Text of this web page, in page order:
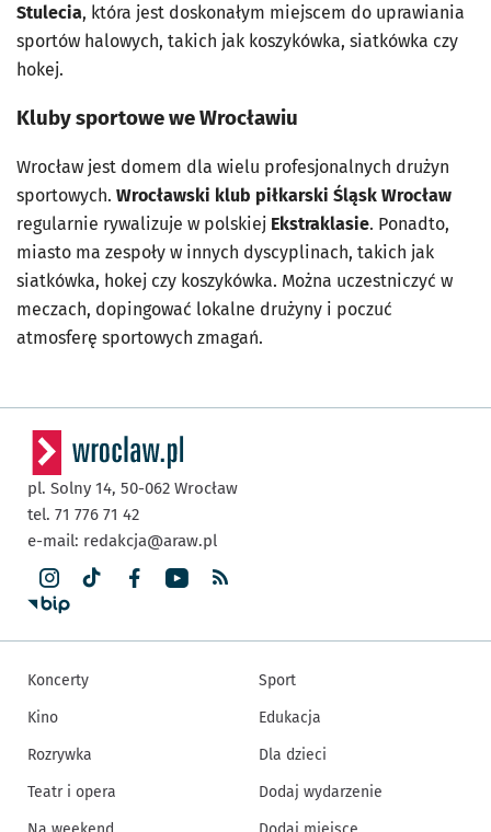
Stulecia, która jest doskonałym miejscem do uprawiania
sportów halowych, takich jak koszykówka, siatkówka czy
hokej.
Kluby sportowe we Wrocławiu
Wrocław jest domem dla wielu profesjonalnych drużyn
sportowych. Wrocławski klub piłkarski Śląsk Wrocław
regularnie rywalizuje w polskiej Ekstraklasie. Ponadto,
miasto ma zespoły w innych dyscyplinach, takich jak
siatkówka, hokej czy koszykówka. Można uczestniczyć w
meczach, dopingować lokalne drużyny i poczuć
atmosferę sportowych zmagań.
pl. Solny 14, 50-062 Wrocław
tel. 71 776 71 42
e-mail: redakcja@araw.pl
Koncerty
Kino
Rozrywka
Teatr i opera
Sport
Edukacja
Dla dzieci
Dodaj wydarzenie